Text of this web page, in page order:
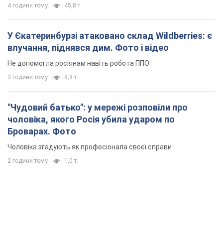
4 години тому 45,8 т.
У Єкатеринбурзі атаковано склад Wildberries: є
влучання, піднявся дим. Фото і відео
Не допомогла росіянам навіть робота ППО
3 години тому 8,8 т.
"Чудовий батько": у мережі розповіли про
чоловіка, якого Росія убила ударом по
Броварах. Фото
Чоловіка згадують як професіонала своєї справи
2 години тому 1,0 т.